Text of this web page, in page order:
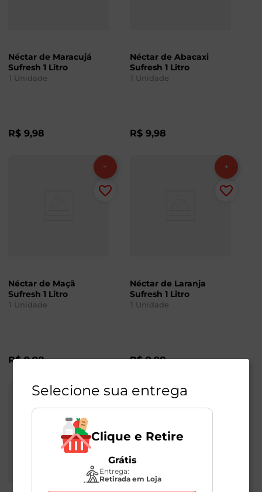
Néctar de Maracujá
Sufresh 1 Litro
1 Unidade
R$ 9,98
Néctar de Abacaxi
Sufresh 1 Litro
1 Unidade
R$ 9,98
Néctar de Maçã
Sufresh 1 Litro
1 Unidade
R$ 9,98
Néctar de Laranja
Sufresh 1 Litro
1 Unidade
R$ 9,98
Selecione sua entrega
Clique e Retire
Grátis
Entrega:
Retirada em Loja